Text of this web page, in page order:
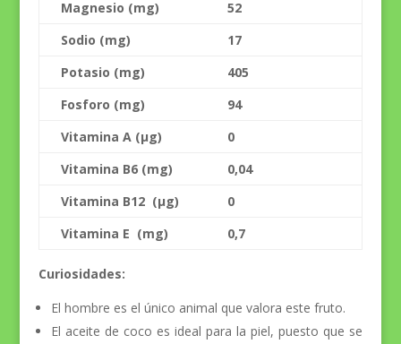
Magnesio (mg)
52
Sodio (mg)
17
Potasio (mg)
405
Fosforo (mg)
94
Vitamina A (µg)
0
Vitamina B6 (mg)
0,04
Vitamina B12 (µg)
0
Vitamina E (mg)
0,7
Curiosidades:
El hombre es el único animal que valora este fruto.
El aceite de coco es ideal para la piel, puesto que se